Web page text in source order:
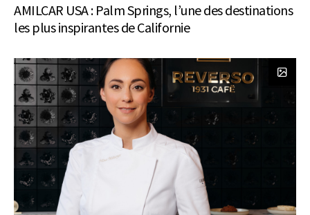
AMILCAR USA : Palm Springs, l’une des destinations
les plus inspirantes de Californie